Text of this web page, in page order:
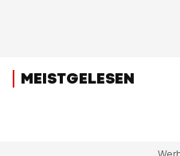
MEISTGELESEN